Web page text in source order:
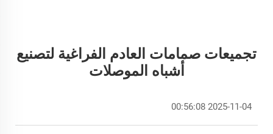
تجميعات صمامات العادم الفراغية لتصنيع
أشباه الموصلات
2025-11-04 00:56:08